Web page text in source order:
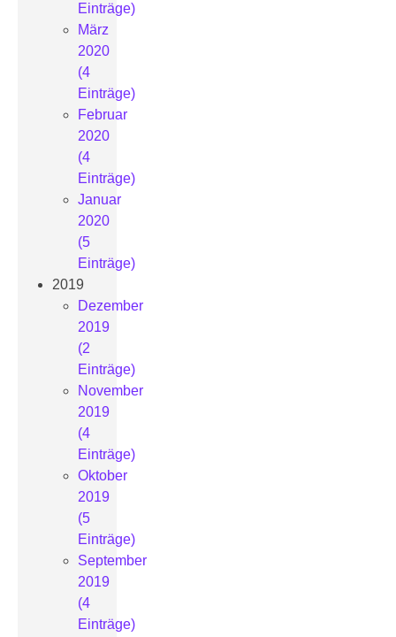
Einträge)
März
2020
(4
Einträge)
Februar
2020
(4
Einträge)
Januar
2020
(5
Einträge)
2019
Dezember
2019
(2
Einträge)
November
2019
(4
Einträge)
Oktober
2019
(5
Einträge)
September
2019
(4
Einträge)